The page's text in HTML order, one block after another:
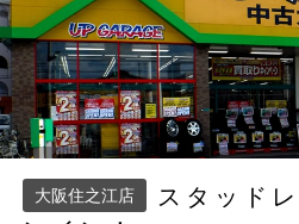
大阪住之江店
スタッド